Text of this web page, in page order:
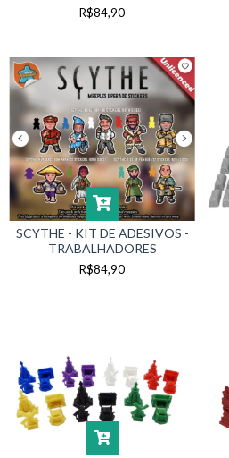
R$84,90
SCYTHE - KIT DE ADESIVOS -
TRABALHADORES
R$84,90